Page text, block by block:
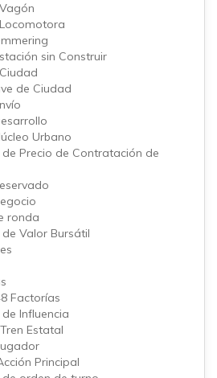
sin Construir
de Ciudad
Urbano
Precio de Contratación de
ronda
Valor Bursátil
Factorías
Influencia
Estatal
Principal